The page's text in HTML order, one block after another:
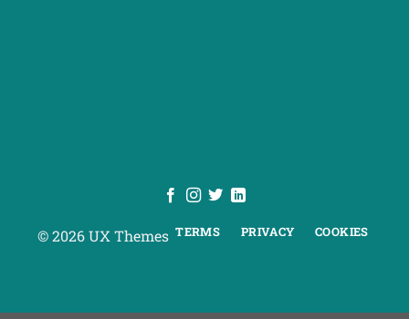
© 2026 UX Themes TERMS PRIVACY COOKIES